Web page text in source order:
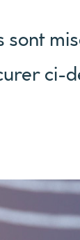
ci-